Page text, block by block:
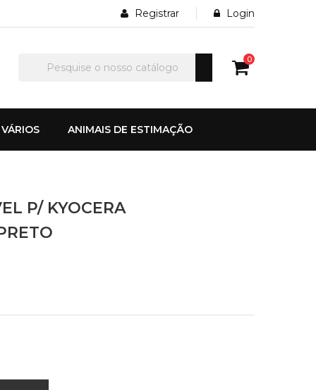
Registrar Login
0
VÁRIOS ANIMAIS DE ESTIMAÇÃO
P/ KYOCERA